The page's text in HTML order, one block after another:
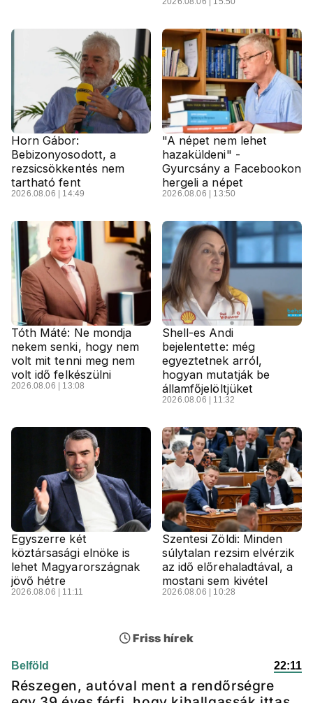
Horn Gábor:
Bebizonyosodott, a
rezsicsökkentés nem
tartható fent
2026.08.06 | 14:49
"A népet nem lehet
hazaküldeni" -
Gyurcsány a Facebookon
hergeli a népet
2026.08.06 | 13:50
Tóth Máté: Ne mondja
nekem senki, hogy nem
volt mit tenni meg nem
volt idő felkészülni
2026.08.06 | 13:08
Shell-es Andi
bejelentette: még
egyeztetnek arról,
hogyan mutatják be
államfőjelöltjüket
2026.08.06 | 11:32
Egyszerre két
köztársasági elnöke is
lehet Magyarországnak
jövő hétre
2026.08.06 | 11:11
Szentesi Zöldi: Minden
súlytalan rezsim elvérzik
az idő előrehaladtával, a
mostani sem kivétel
2026.08.06 | 10:28
Friss hírek
Belföld 22:11
Részegen, autóval ment a rendőrségre